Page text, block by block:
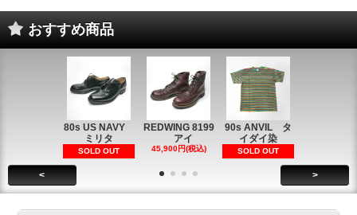
おすすめ商品
80s US NAVY
ミリタ
SOLD OUT
REDWING 8199
アイ
45,900円(税込)
90s ANVIL タ
イダイ染
SOLD OUT
< >